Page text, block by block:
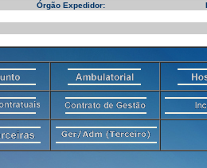
Órgão Expedidor: